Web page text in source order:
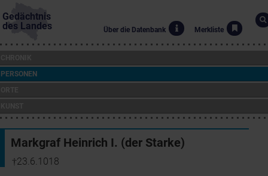
Gedächtnis
des Landes
Über die Datenbank Merkliste
PERSONEN
Markgraf Heinrich I. (der Starke)
†23.6.1018